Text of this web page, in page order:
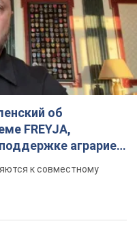
об
FREYJA,
аграриев.
к совместному